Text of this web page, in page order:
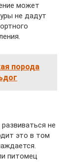
может
не дадут
порода
не
это в том
питомец